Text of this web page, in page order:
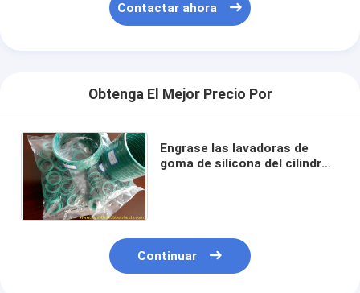
Contactar ahora
Obtenga El Mejor Precio Por
Engrase las lavadoras de
goma de silicona del cilindro
Continuar